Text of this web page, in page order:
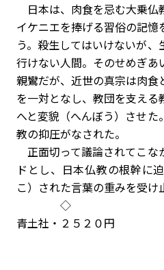
日本は、肉食を忌む大乗仏
イケニエを捧げる習俗の記
う。殺生してはいけないが
行けない人間。そのせめぎ
親鸞だが、近世の真宗は肉
を一対となし、教団を支える
へと変貌（へんぼう）させ
教の抑圧がなされた。
正面切って議論されてこな
ドとし、日本仏教の根幹に
こ）された言葉の重みを受け
◇
青土社・２５２０円